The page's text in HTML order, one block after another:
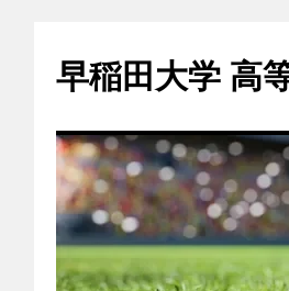
テ
へ
ス
キ
ッ
プ
早稲田大学 高